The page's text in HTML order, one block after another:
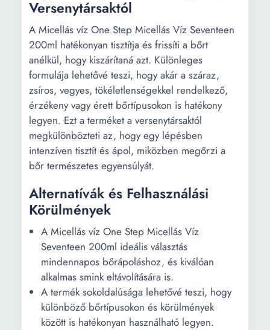
Versenytársaktól
A Micellás víz One Step Micellás Víz Seventeen
200ml hatékonyan tisztítja és frissíti a bőrt
anélkül, hogy kiszárítaná azt. Különleges
formulája lehetővé teszi, hogy akár a száraz,
zsíros, vegyes, tökéletlenségekkel rendelkező,
érzékeny vagy érett bőrtípusokon is hatékony
legyen. Ezt a terméket a versenytársaktól
megkülönbözteti az, hogy egy lépésben
intenzíven tisztít és ápol, miközben megőrzi a
bőr természetes egyensúlyát.
Alternatívák és Felhasználási
Körülmények
A Micellás víz One Step Micellás Víz
Seventeen 200ml ideális választás
mindennapos bőrápoláshoz, és kiválóan
alkalmas smink eltávolítására is.
A termék sokoldalúsága lehetővé teszi, hogy
különböző bőrtípusokon és körülmények
között is hatékonyan használható legyen.